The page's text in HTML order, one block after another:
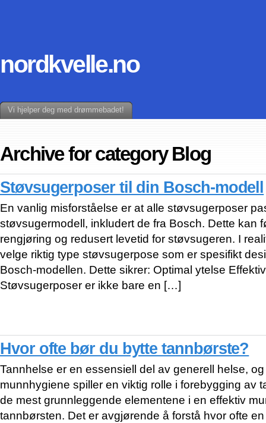
nordkvelle.no
Vi hjelper deg med drømmebadet!
Archive for category Blog
Støvsugerposer til din Bosch-modell
En vanlig misforståelse er at alle støvsugerposer
støvsugermodell, inkludert de fra Bosch. Dette kan
rengjøring og redusert levetid for støvsugeren. I
velge riktig type støvsugerpose som er spesifikt
Bosch-modellen. Dette sikrer: Optimal ytelse
Støvsugerposer er ikke bare en […]
Hvor ofte bør du bytte tannbørste?
Tannhelse er en essensiell del av generell helse,
munnhygiene spiller en viktig rolle i forebygging av
de mest grunnleggende elementene i en effektiv
tannbørsten. Det er avgjørende å forstå hvor ofte